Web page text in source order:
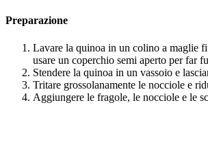
Preparazione
Lavare la quinoa in un colino a maglie
usare un coperchio semi aperto per far
Stendere la quinoa in un vassoio e
Tritare grossolanamente le nocciole e
Aggiungere le fragole, le nocciole e le